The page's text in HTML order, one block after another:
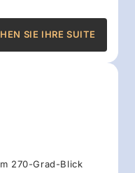
SIE IHRE SUITE
270-Grad-Blick